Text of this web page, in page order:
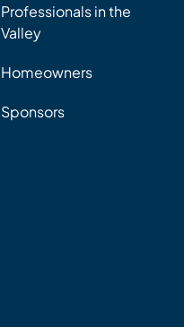
Professionals in the
Valley
Homeowners
Sponsors